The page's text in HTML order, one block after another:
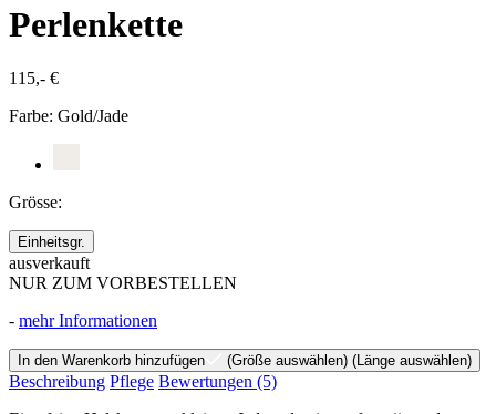
Perlenkette
115,- €
Farbe: Gold/Jade
Grösse:
Einheitsgr.
ausverkauft
NUR ZUM VORBESTELLEN
- mehr Informationen
In den Warenkorb hinzufügen (Größe auswählen) (Länge auswählen)
Beschreibung Pflege Bewertungen (5)